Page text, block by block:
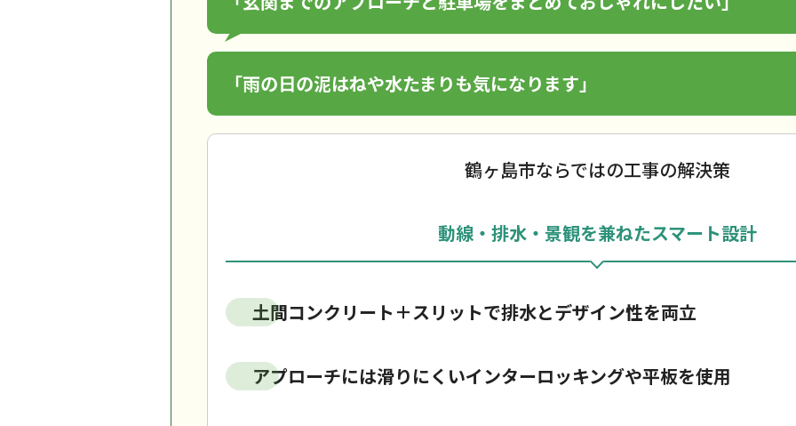
「雨の日の泥はねや水たまりも気になります」
鶴ヶ島市ならではの工事の解決策
動線・排水・景観を兼ねたスマート設計
土間コンクリート＋スリットで排水とデザイン性を両立
アプローチには滑りにくいインターロッキングや平板を使用